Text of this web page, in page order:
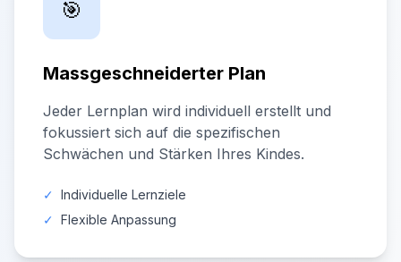
🎯
Massgeschneiderter Plan
Jeder Lernplan wird individuell erstellt und
fokussiert sich auf die spezifischen
Schwächen und Stärken Ihres Kindes.
✓ Individuelle Lernziele
✓ Flexible Anpassung